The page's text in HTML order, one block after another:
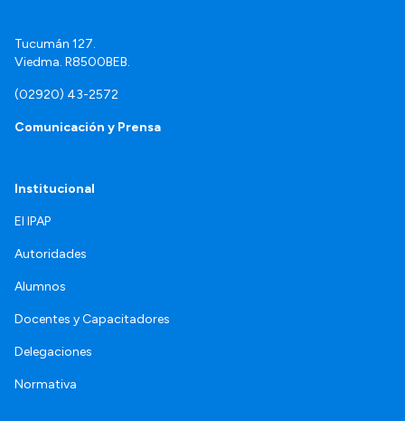
Tucumán 127.
Viedma. R8500BEB.
(02920) 43-2572
Comunicación y Prensa
Institucional
El IPAP
Autoridades
Alumnos
Docentes y Capacitadores
Delegaciones
Normativa